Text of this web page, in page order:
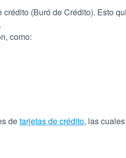
(Buró de Crédito). Esto
como:
detarjetas de crédito, las